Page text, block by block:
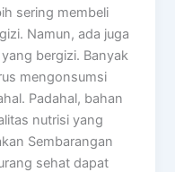
sering membeli
Namun, ada juga
bergizi. Banyak
mengonsumsi
Padahal, bahan
nutrisi yang
Sembarangan
sehat dapat